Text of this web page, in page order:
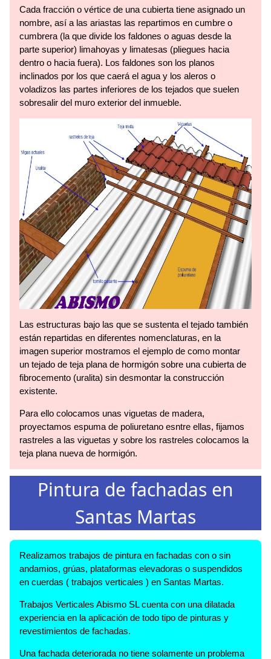
Cada fracción o vértice de una cubierta tiene asignado un
nombre, así a las ariastas las repartimos en cumbre o
cumbrera (la que divide los faldones o aguas desde la
parte superior) limahoyas y limatesas (pliegues hacia
dentro o hacia fuera). Los faldones son los planos
inclinados por los que caerá el agua y los aleros o
voladizos las partes inferiores de los tejados que suelen
sobresalir del muro exterior del inmueble.
Las estructuras bajo las que se sustenta el tejado también
están repartidas en diferentes nomenclaturas, en la
imagen superior mostramos el ejemplo de como montar
un tejado de teja plana de hormigón sobre una cubierta de
fibrocemento (uralita) sin desmontar la construcción
existente.
Para ello colocamos unas viguetas de madera,
proyectamos espuma de poliuretano esntre ellas, fijamos
rastreles a las viguetas y sobre los rastreles colocamos la
teja plana nueva de hormigón.
Pintura de fachadas en
Santas Martas
Realizamos trabajos de pintura en fachadas con o sin
andamios, grúas, plataformas elevadoras o suspendidos
en cuerdas ( trabajos verticales ) en Santas Martas.
Trabajos Verticales Abismo SL cuenta con una dilatada
experiencia en la aplicación de todo tipo de pinturas y
revestimientos de fachadas.
Una fachada deteriorada no tiene solamente un problema